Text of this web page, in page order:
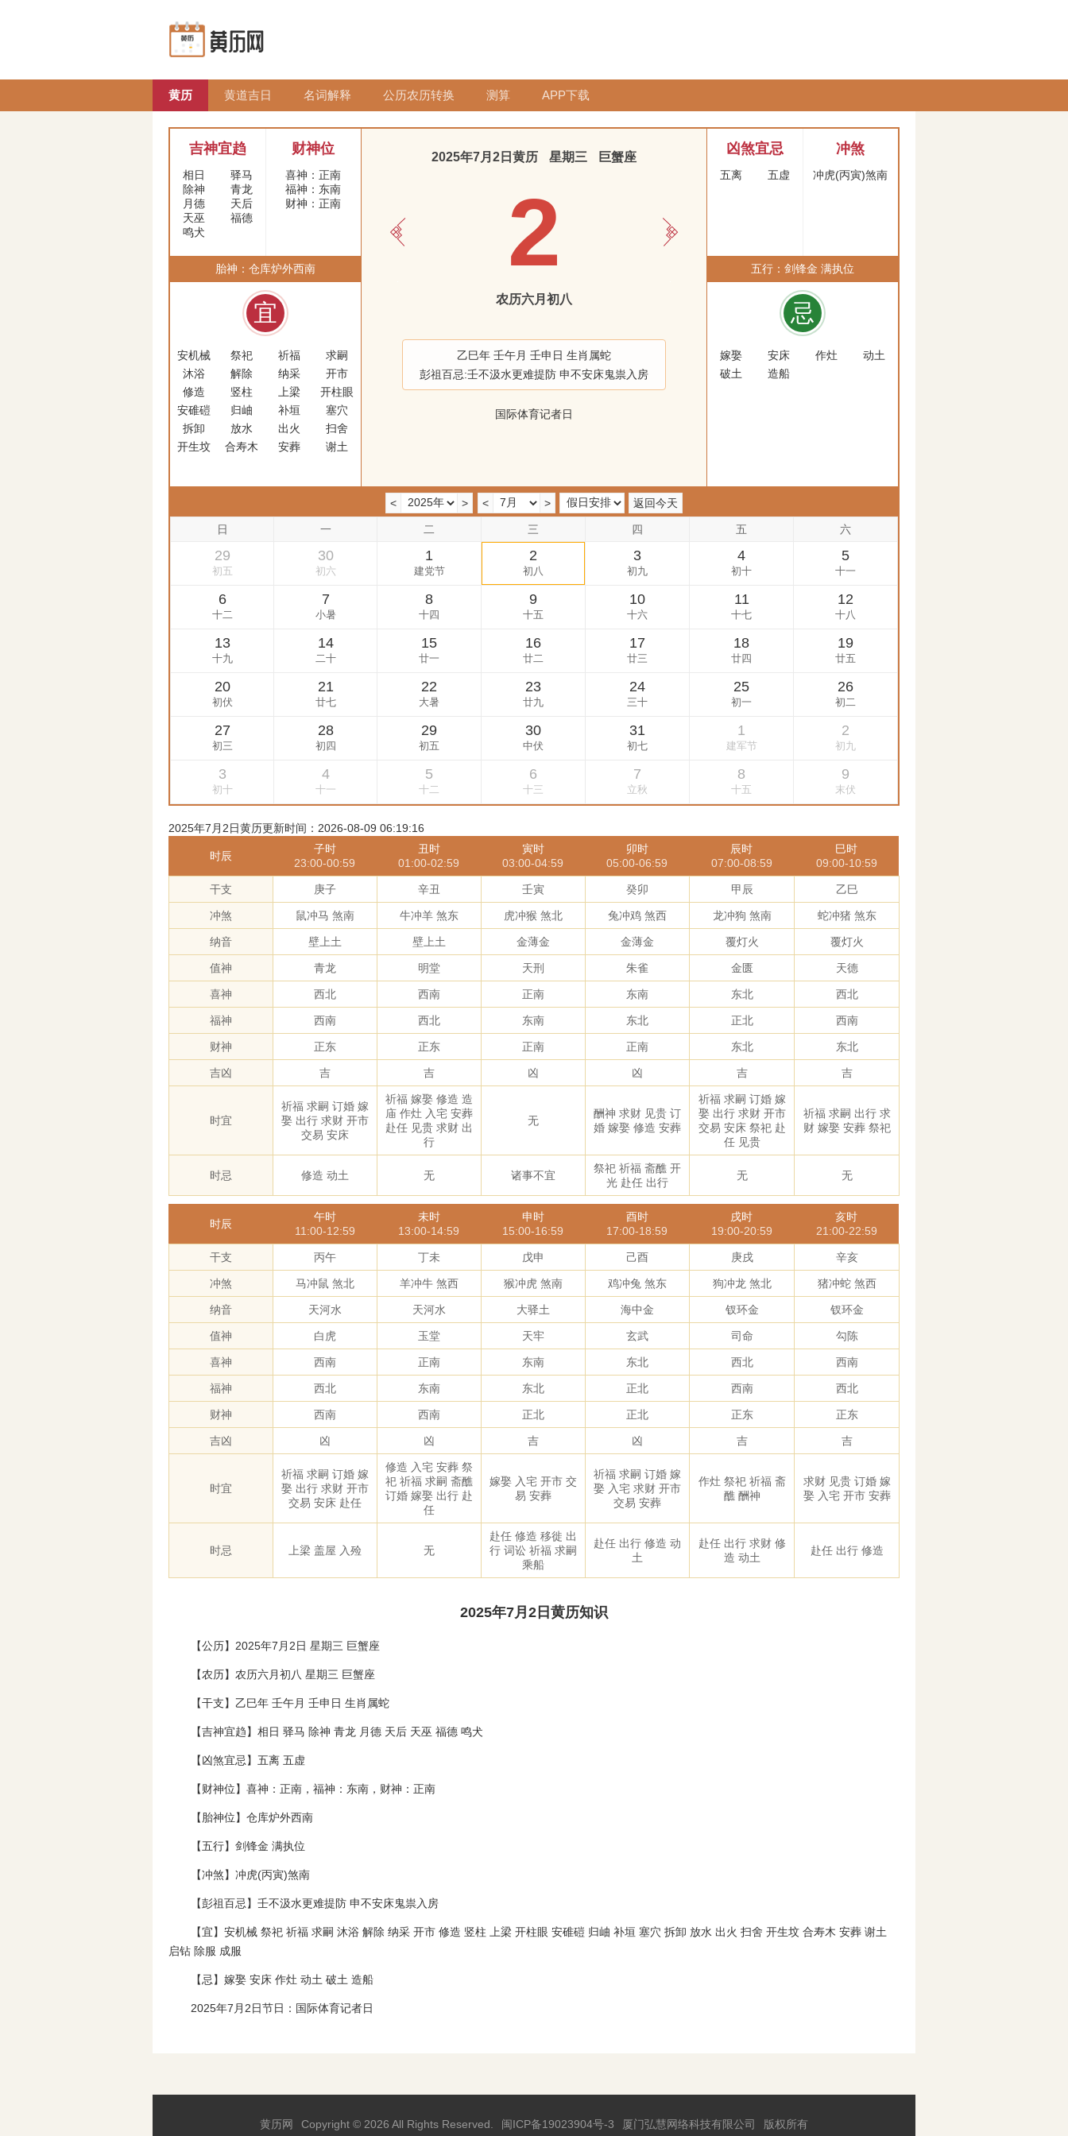
黄历 黄道吉日 名词解释 公历农历转换 测算 APP下载
2025年7月2日黄历 星期三 巨蟹座
2
农历六月初八
乙巳年 壬午月 壬申日 生肖属蛇
彭祖百忌:壬不汲水更难提防 申不安床鬼祟入房
国际体育记者日
吉神宜趋
相日
驿马
除神
青龙
月德
天后
天巫
福德
鸣犬
财神位
喜神：正南
福神：东南
财神：正南
胎神：仓库炉外西南
宜
安机械 祭祀 祈福
求嗣
沐浴
解除 纳采
开市
修造
竖柱 上梁
开柱眼
安碓磑
归岫 补垣
塞穴
拆卸
放水 出火
扫舍
开生坟
合寿木 安葬
谢土
凶煞宜忌
五离 五虚
冲煞
冲虎(丙寅)煞南
五行：剑锋金 满执位
忌
嫁娶 安床 作灶
动土
破土
造船
2025年7月2日黄历更新时间：2026-08-09 06:19:16
时辰
子时
23:00-00:59
丑时
01:00-02:59
寅时
03:00-04:59
卯时
05:00-06:59
辰时
07:00-08:59
巳时
09:00-10:59
干支 庚子 辛丑 壬寅 癸卯 甲辰 乙巳
冲煞 鼠冲马 煞南 牛冲羊 煞东 虎冲猴 煞北 兔冲鸡 煞西 龙冲狗 煞南 蛇冲猪 煞东
纳音 壁上土 壁上土 金薄金 金薄金 覆灯火 覆灯火
值神 青龙 明堂 天刑 朱雀 金匮 天德
喜神 西北 西南 正南 东南 东北 西北
福神 西南 西北 东南 东北 正北 西南
财神 正东 正东 正南 正南 东北 东北
吉凶 吉 吉 凶 凶 吉 吉
时宜
祈福 求嗣 订婚 嫁
娶 出行 求财 开市
交易 安床
祈福 嫁娶 修造 造
庙 作灶 入宅 安葬
赴任 见贵 求财 出
行
无
酬神 求财 见贵 订
婚 嫁娶 修造 安葬
祈福 求嗣 订婚 嫁
娶 出行 求财 开市
交易 安床 祭祀 赴
任 见贵
祈福 求嗣 出行 求
财 嫁娶 安葬 祭祀
时忌 修造 动土 无 诸事不宜
祭祀 祈福 斋醮 开
光 赴任 出行
无 无
时辰
午时
11:00-12:59
未时
13:00-14:59
申时
15:00-16:59
酉时
17:00-18:59
戌时
19:00-20:59
亥时
21:00-22:59
干支 丙午 丁未 戊申 己酉 庚戌 辛亥
冲煞 马冲鼠 煞北 羊冲牛 煞西 猴冲虎 煞南 鸡冲兔 煞东 狗冲龙 煞北 猪冲蛇 煞西
纳音 天河水 天河水 大驿土 海中金 钗环金 钗环金
值神 白虎 玉堂 天牢 玄武 司命 勾陈
喜神 西南 正南 东南 东北 西北 西南
福神 西北 东南 东北 正北 西南 西北
财神 西南 西南 正北 正北 正东 正东
吉凶 凶 凶 吉 凶 吉 吉
时宜
祈福 求嗣 订婚 嫁
娶 出行 求财 开市
交易 安床 赴任
修造 入宅 安葬 祭
祀 祈福 求嗣 斋醮
订婚 嫁娶 出行 赴
任
嫁娶 入宅 开市 交
易 安葬
祈福 求嗣 订婚 嫁
娶 入宅 求财 开市
交易 安葬
作灶 祭祀 祈福 斋
醮 酬神
求财 见贵 订婚 嫁
娶 入宅 开市 安葬
时忌 上梁 盖屋 入殓 无
赴任 修造 移徙 出
行 词讼 祈福 求嗣
乘船
赴任 出行 修造 动
土
赴任 出行 求财 修
造 动土
赴任 出行 修造
2025年7月2日黄历知识
【公历】2025年7月2日 星期三 巨蟹座
【农历】农历六月初八 星期三 巨蟹座
【干支】乙巳年 壬午月 壬申日 生肖属蛇
【吉神宜趋】相日 驿马 除神 青龙 月德 天后 天巫 福德 鸣犬
【凶煞宜忌】五离 五虚
【财神位】喜神：正南，福神：东南，财神：正南
【胎神位】仓库炉外西南
【五行】剑锋金 满执位
【冲煞】冲虎(丙寅)煞南
【彭祖百忌】壬不汲水更难提防 申不安床鬼祟入房
【宜】安机械 祭祀 祈福 求嗣 沐浴 解除 纳采 开市 修造 竖柱 上梁 开柱眼 安碓磑 归岫 补垣 塞穴 拆卸 放水 出火 扫舍 开生坟 合寿木 安葬 谢土
启钻 除服 成服
【忌】嫁娶 安床 作灶 动土 破土 造船
2025年7月2日节日：国际体育记者日
黄历网 Copyright © 2026 All Rights Reserved. 闽ICP备19023904号-3 厦门弘慧网络科技有限公司 版权所有